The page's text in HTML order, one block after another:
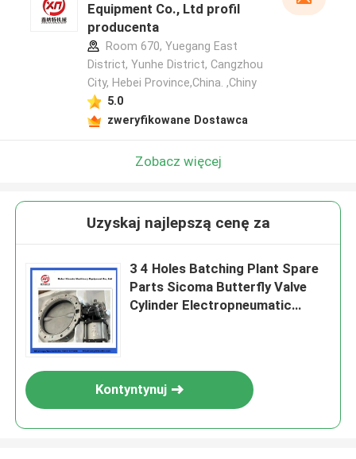
Equipment Co., Ltd profil
producenta
Room 670, Yuegang East
District, Yunhe District, Cangzhou
City, Hebei Province,China. ,Chiny
5.0
zweryfikowane Dostawca
Zobacz więcej
Uzyskaj najlepszą cenę za
3 4 Holes Batching Plant Spare
Parts Sicoma Butterfly Valve
Cylinder Electropneumatic
Kontyntynuj